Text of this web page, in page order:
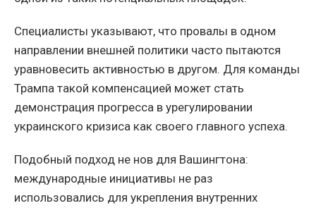
Специалисты указывают, что провалы в одном
направлении внешней политики часто пытаются
уравновесить активностью в другом. Для команды
Трампа такой компенсацией может стать
демонстрация прогресса в урегулировании
украинского кризиса как своего главного успеха.
Подобный подход не нов для Вашингтона:
международные инициативы не раз
использовались для укрепления внутренних